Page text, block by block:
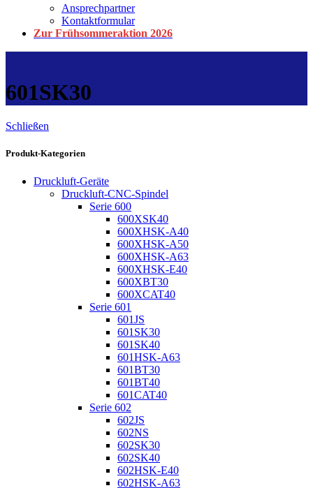
Ansprechpartner
Kontaktformular
Zur Frühsommeraktion 2026
601SK30
Schließen
Produkt-Kategorien
Druckluft-Geräte
Druckluft-CNC-Spindel
Serie 600
600XSK40
600XHSK-A40
600XHSK-A50
600XHSK-A63
600XHSK-E40
600XBT30
600XCAT40
Serie 601
601JS
601SK30
601SK40
601HSK-A63
601BT30
601BT40
601CAT40
Serie 602
602JS
602NS
602SK30
602SK40
602HSK-E40
602HSK-A63